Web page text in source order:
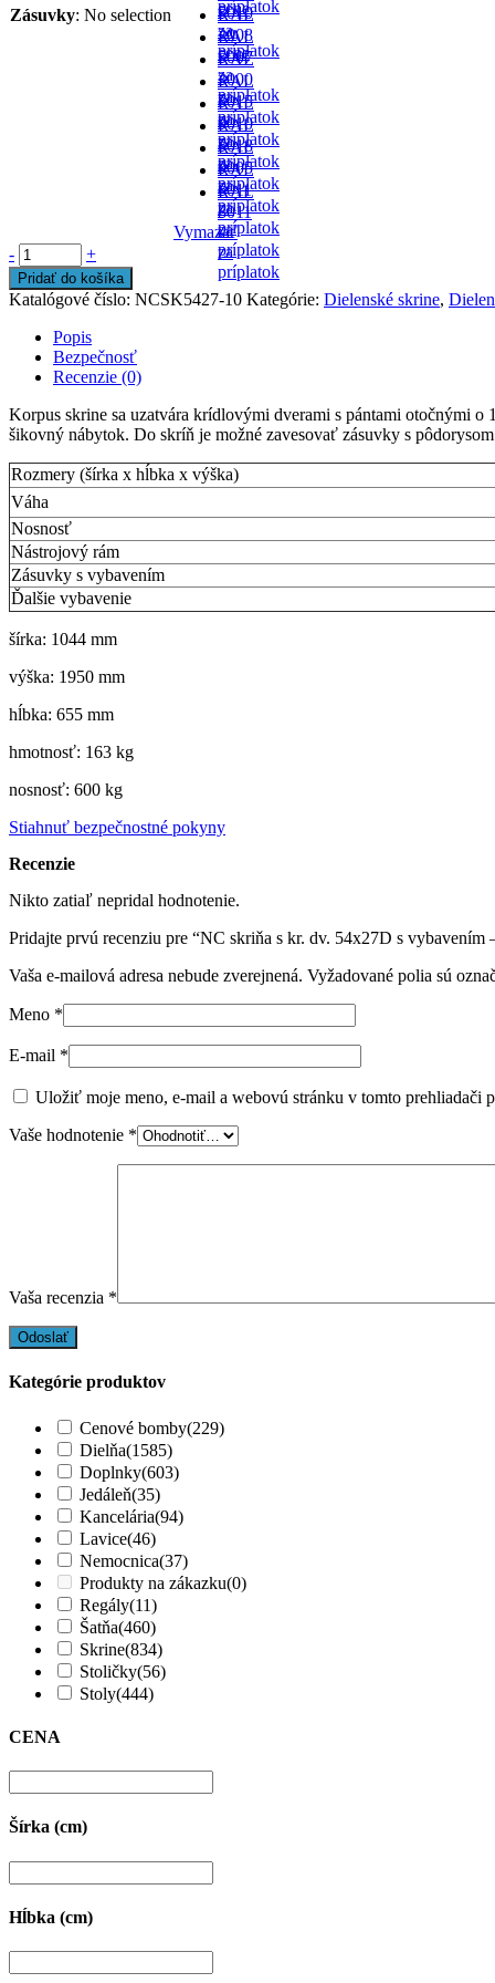
Zásuvky: No selection
príplatok
cene
-
za
príplatok
5010
- v
cene
RAL
2008
-
za
príplatok
RAL
5007
-
za
príplatok
RAL
3000
-
za
príplatok
RAL
5015
-
za
príplatok
RAL
9010
-
za
príplatok
RAL
5018
-
za
príplatok
RAL
9005
-
za
príplatok
RAL
6011
-
za
príplatok
RAL
8011
-
za
príplatok
Vymazať
-
+
Pridať do košíka
Katalógové číslo: NCSK5427-10 Kategórie: Dielenské skrine,
Popis
Bezpečnosť
Recenzie (0)
Korpus skrine sa uzatvára krídlovými dverami s pántami otočnými
šikovný nábytok. Do skríň je možné zavesovať zásuvky s
Rozmery (šírka x hĺbka x výška)
Váha
Nosnosť
Nástrojový rám
Zásuvky s vybavením
Ďalšie vybavenie
šírka: 1044 mm
výška: 1950 mm
hĺbka: 655 mm
hmotnosť: 163 kg
nosnosť: 600 kg
Stiahnuť bezpečnostné pokyny
Recenzie
Nikto zatiaľ nepridal hodnotenie.
Pridajte prvú recenziu pre “NC skriňa s kr. dv. 54x27D s vybavením
Vaša e-mailová adresa nebude zverejnená. Vyžadované polia sú
Meno *
E-mail *
Uložiť moje meno, e-mail a webovú stránku v tomto prehliadači
Vaše hodnotenie *
Vaša recenzia *
Kategórie produktov
Cenové bomby(229)
Dielňa(1585)
Doplnky(603)
Jedáleň(35)
Kancelária(94)
Lavice(46)
Nemocnica(37)
Produkty na zákazku(0)
Regály(11)
Šatňa(460)
Skrine(834)
Stoličky(56)
Stoly(444)
CENA
Šírka (cm)
Hĺbka (cm)